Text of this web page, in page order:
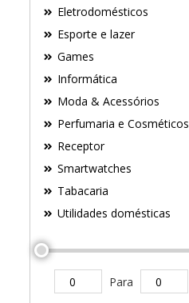
Eletrodomésticos
Esporte e lazer
Games
Informática
Moda & Acessórios
Perfumaria e Cosméticos
Receptor
Smartwatches
Tabacaria
Utilidades domésticas
Para